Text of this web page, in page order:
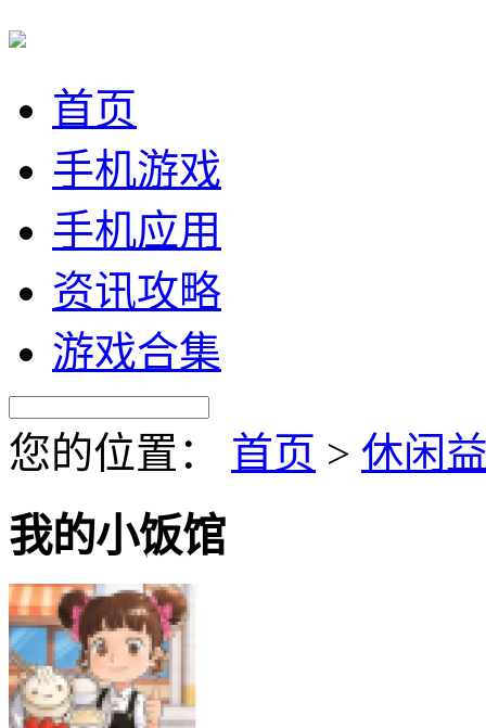
首页
手机游戏
手机应用
资讯攻略
游戏合集
您的位置： 首页 > 休闲
我的小饭馆